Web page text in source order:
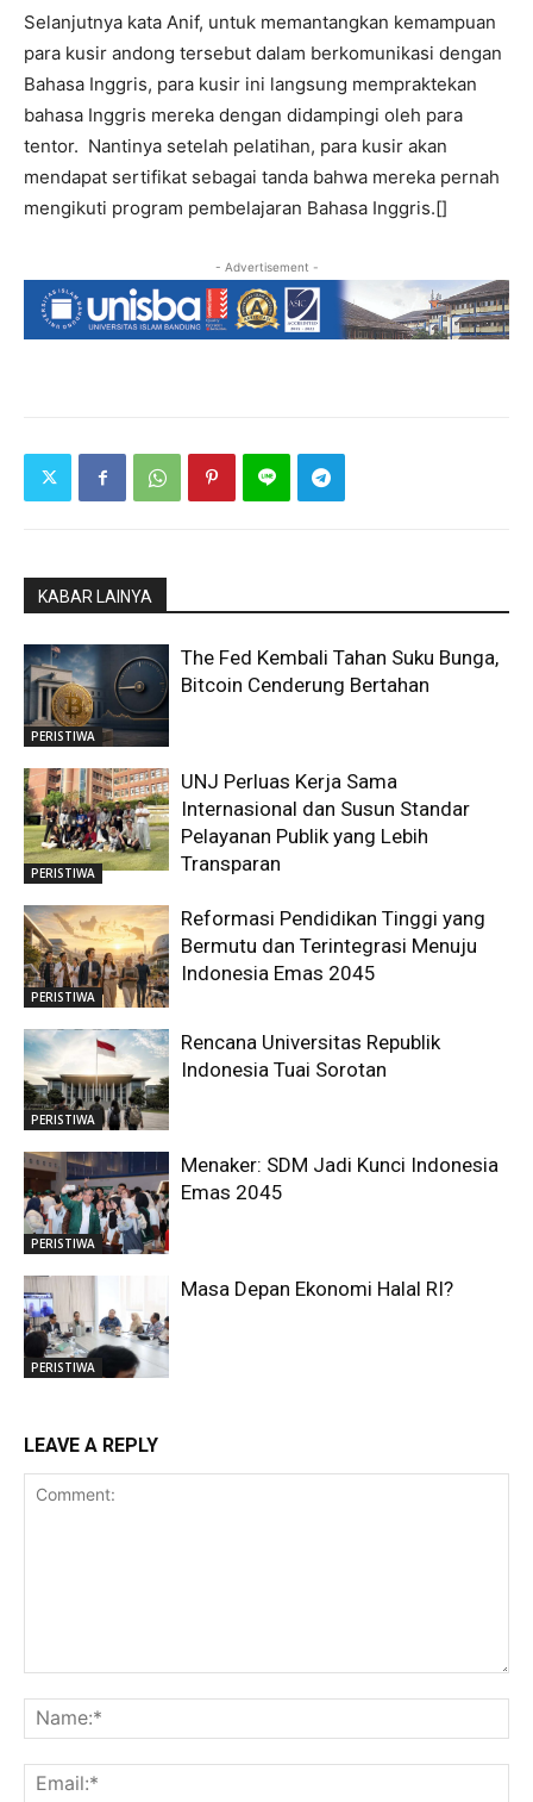
Selanjutnya kata Anif, untuk memantangkan kemampuan
para kusir andong tersebut dalam berkomunikasi dengan
Bahasa Inggris, para kusir ini langsung mempraktekan
bahasa Inggris mereka dengan didampingi oleh para
tentor. Nantinya setelah pelatihan, para kusir akan
mendapat sertifikat sebagai tanda bahwa mereka pernah
mengikuti program pembelajaran Bahasa Inggris.[]
- Advertisement -
KABAR LAINYA
PERISTIWA
The Fed Kembali Tahan Suku Bunga,
Bitcoin Cenderung Bertahan
PERISTIWA
UNJ Perluas Kerja Sama
Internasional dan Susun Standar
Pelayanan Publik yang Lebih
Transparan
PERISTIWA
Reformasi Pendidikan Tinggi yang
Bermutu dan Terintegrasi Menuju
Indonesia Emas 2045
PERISTIWA
Rencana Universitas Republik
Indonesia Tuai Sorotan
PERISTIWA
Menaker: SDM Jadi Kunci Indonesia
Emas 2045
PERISTIWA
Masa Depan Ekonomi Halal RI?
LEAVE A REPLY